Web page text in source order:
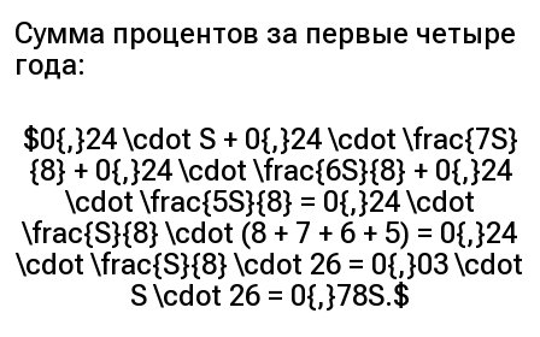
Сумма процентов за первые четыре
года:
$0{,}24 \cdot S + 0{,}24 \cdot \frac{7S}
{8} + 0{,}24 \cdot \frac{6S}{8} + 0{,}24
\cdot \frac{5S}{8} = 0{,}24 \cdot
\frac{S}{8} \cdot (8 + 7 + 6 + 5) = 0{,}24
\cdot \frac{S}{8} \cdot 26 = 0{,}03 \cdot
S \cdot 26 = 0{,}78S.$